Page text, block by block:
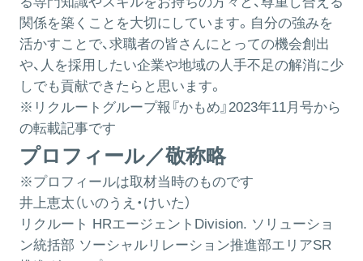
関係を築くことを大切にしています。自分の強みを
活かすことで、求職者の皆さんにとっての機会創出
や、人を採用したい企業や地域の人手不足の解消に少
しでも貢献できたらと思います。
※リクルートグループ報『かもめ』2023年11月号から
の転載記事です
プロフィール／敬称略
※プロフィールは取材当時のものです
井上恵太（いのうえ・けいた）
リクルート HRエージェントDivision. ソリューショ
ン統括部 ソーシャルリレーション推進部エリアSR